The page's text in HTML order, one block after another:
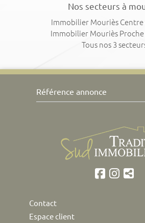
Nos secteurs à
Immobilier Mouriès Centre
Immobilier Mouriès
Tous nos 3
Contact
Espace client